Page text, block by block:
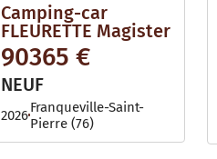
Camping-car
FLEURETTE Magister
90365 €
NEUF
2026Franqueville-Saint-
Pierre (76)